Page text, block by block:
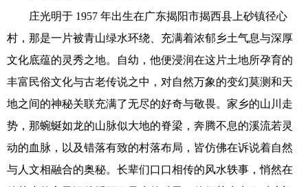
庄光明于 1957 年出生在广东揭阳市揭西县上砂镇径心
村，那是一片被青山绿水环绕、充满着浓郁乡土气息与深厚
文化底蕴的灵秀之地。自幼，他便浸润在这片土地所孕育的
丰富民俗文化与古老传说之中，对自然万象的变幻莫测和天
地之间的神秘关联充满了无尽的好奇与敬畏。家乡的山川走
势，那蜿蜒如龙的山脉似大地的脊梁，奔腾不息的溪流若灵
动的血脉，以及错落有致的村落布局，皆仿佛在诉说着自然
与人文相融合的奥秘。长辈们口口相传的风水轶事，悄然在